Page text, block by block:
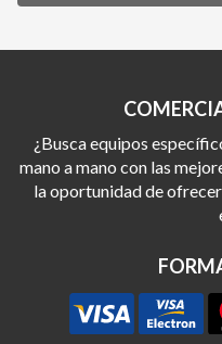
¿Busca equipos
mano a mano con las
la oportunidad de